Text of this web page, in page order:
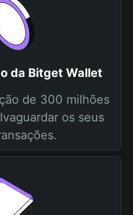
da Bitget Wallet
de 300 milhões
os seus